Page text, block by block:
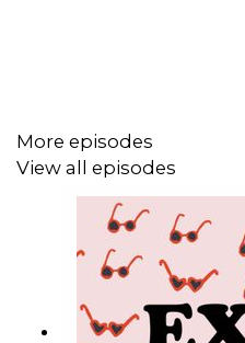
More episodes
View all episodes